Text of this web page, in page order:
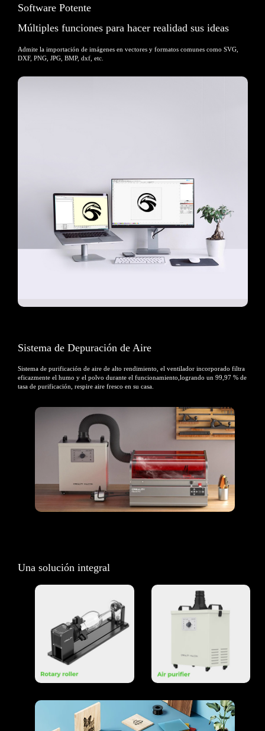
Software Potente
Múltiples funciones para hacer realidad sus ideas
Admite la importación de imágenes en vectores y formatos comunes como SVG,
DXF, PNG, JPG, BMP, dxf, etc.
Sistema de Depuración de Aire
Sistema de purificación de aire de alto rendimiento, el ventilador incorporado filtra
eficazmente elhumo y el polvo durante el funcionamiento,logrando un 99,97 % de
tasa de purificación, respire aire fresco en su casa.
Una solución integral